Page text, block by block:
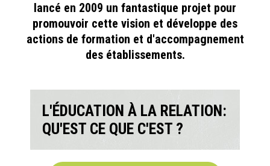
lancé en 2009 un fantastique projet pour
promouvoir cette vision et développe des
actions de formation et d'accompagnement
des établissements.
L'ÉDUCATION À LA RELATION:
QU'EST CE QUE C'EST ?